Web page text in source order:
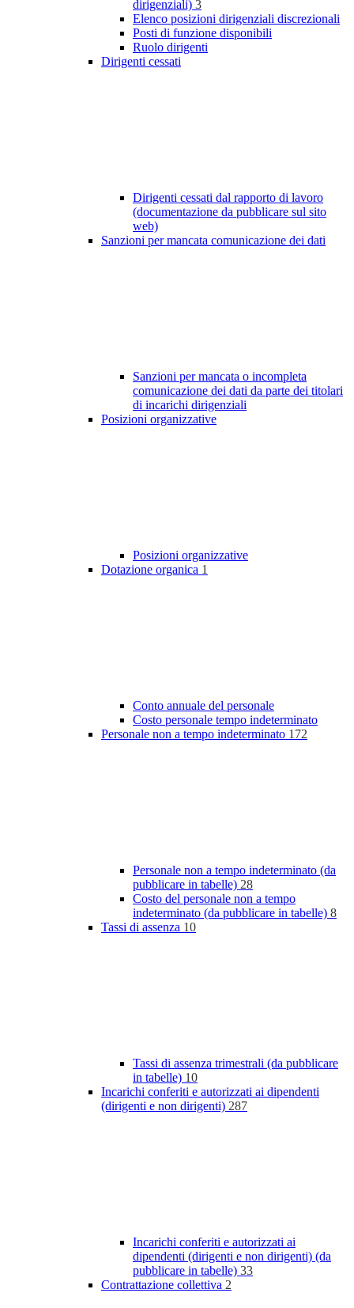
dirigenziali) 3
Elenco posizioni dirigenziali discrezionali
Posti di funzione disponibili
Ruolo dirigenti
Dirigenti cessati
Dirigenti cessati dal rapporto di lavoro
(documentazione da pubblicare sul sito
web)
Sanzioni per mancata comunicazione dei dati
Sanzioni per mancata o incompleta
comunicazione dei dati da parte dei titolari
di incarichi dirigenziali
Posizioni organizzative
Posizioni organizzative
Dotazione organica 1
Conto annuale del personale
Costo personale tempo indeterminato
Personale non a tempo indeterminato 172
Personale non a tempo indeterminato (da
pubblicare in tabelle) 28
Costo del personale non a tempo
indeterminato (da pubblicare in tabelle) 8
Tassi di assenza 10
Tassi di assenza trimestrali (da pubblicare
in tabelle) 10
Incarichi conferiti e autorizzati ai dipendenti
(dirigenti e non dirigenti) 287
Incarichi conferiti e autorizzati ai
dipendenti (dirigenti e non dirigenti) (da
pubblicare in tabelle) 33
Contrattazione collettiva 2